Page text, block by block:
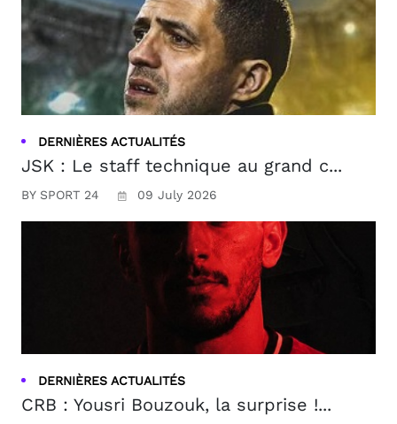
DERNIÈRES ACTUALITÉS
JSK : Le staff technique au grand c...
BY SPORT 24 09 July 2026
DERNIÈRES ACTUALITÉS
CRB : Yousri Bouzouk, la surprise !...